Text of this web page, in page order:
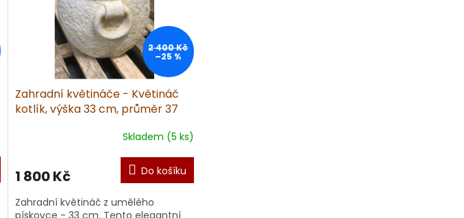
2 400 Kč
–25 %
Zahradní květináče - Květináč
kotlík, výška 33 cm, průměr 37
Skladem (5 ks)
1 800 Kč Do košíku
Zahradní květináč z umělého
pískovce - 33 cm. Tento elegantní